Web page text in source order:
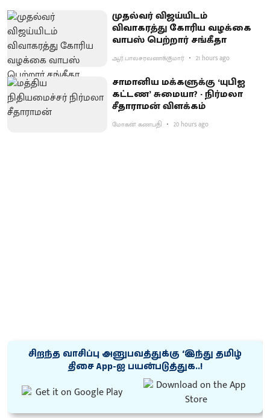
முதல்வர் விஜய்யிடம்
விவாகரத்து கோரிய வழக்கை
வாபஸ் பெற்றார் சங்கீதா
ஆர்.பாலசரவணக்குமார் 21 hours ago
சாமானிய மக்களுக்கு ‘யுபிஐ
கட்டண’ சுமையா? - நிர்மலா
சீதாராமன் விளக்கம்
மோகன் கணபதி 20 hours ago
சிறந்த வாசிப்பு அனுபவத்துக்கு ‘இந்து தமிழ்
திசை App-ஐ பயன்படுத்துக..!